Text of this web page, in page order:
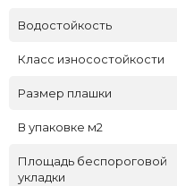
Водостойкость
Класс износостойкости
Размер плашки
В упаковке м2
Площадь беспороговой
укладки